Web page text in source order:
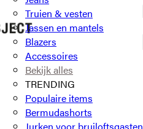
Truien & vesten
Jassen en mantels
Blazers
Accessoires
Bekijk alles
TRENDING
Populaire items
Bermudashorts